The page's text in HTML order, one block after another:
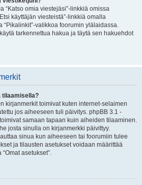
“Katso omia viestejäsi”-linkkiä omissa
käyttäjän viesteistä”-linkkiä omalla
valikkoa foorumin ylälaidassa.
tarkennettua hakua ja täytä sen hakuehdot
tilaamisella?
kirjanmerkit toimivat kuten internet-selaimen
jos aiheeseen tuli päivitys. phpBB 3.1 -
samaan tapaan kuin aiheiden tilaaminen.
josta sinulla on kirjanmerkki päivittyy.
sinua kun aiheeseen tai foorumiin tulee
ja tilausten asetukset voidaan määrittää
asetukset”.